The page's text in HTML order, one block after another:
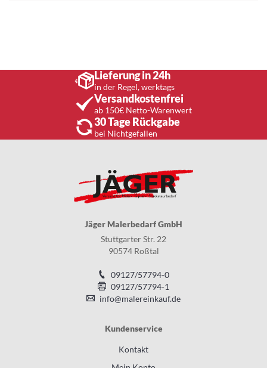
Lieferung in 24h
in der Regel, werktags
Versandkostenfrei
ab 150€ Netto-Warenwert
30 Tage Rückgabe
bei Nichtgefallen
Jäger Malerbedarf GmbH
Stuttgarter Str. 22
90574 Roßtal
09127/57794-0
09127/57794-1
info@malereinkauf.de
Kundenservice
Kontakt